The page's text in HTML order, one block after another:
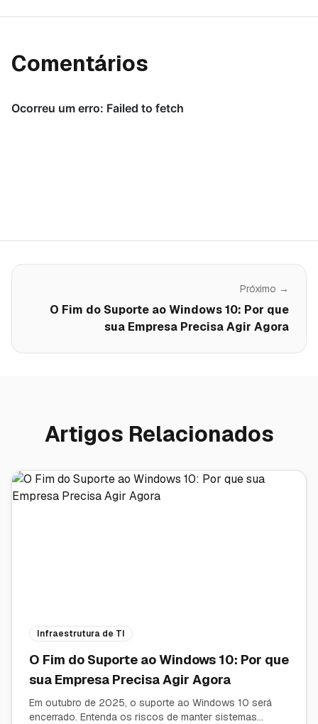
Comentários
Próximo →
O Fim do Suporte ao Windows 10: Por que
sua Empresa Precisa Agir Agora
Artigos Relacionados
Infraestrutura de TI
O Fim do Suporte ao Windows 10: Por que
sua Empresa Precisa Agir Agora
Em outubro de 2025, o suporte ao Windows 10 será
encerrado. Entenda os riscos de manter sistemas